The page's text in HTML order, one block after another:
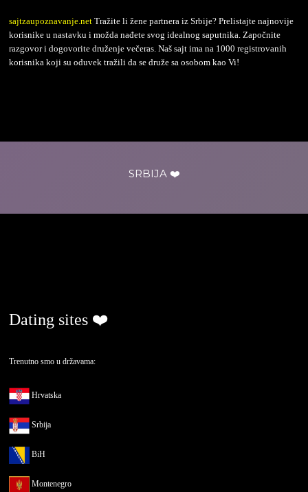
sajtzaupoznavanje.net Tražite li žene partnera iz Srbije? Prelistajte najnovije
korisnike u nastavku i možda nađete svog idealnog saputnika. Započnite
razgovor i dogovorite druženje večeras. Naš sajt ima na 1000 registrovanih
korisnika koji su oduvek tražili da se druže sa osobom kao Vi!
SRBIJA ❤️
Dating sites ❤️
Trenutno smo u državama:
Hrvatska
Srbija
BiH
Montenegro